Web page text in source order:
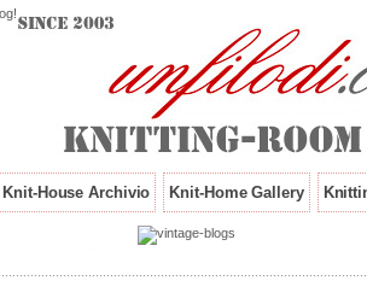
Knit-House Archivio Knit-Home Gallery